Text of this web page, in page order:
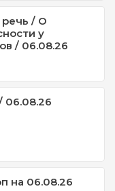
/ О
у
/ 06.08.26
06.08.26
на 06.08.26